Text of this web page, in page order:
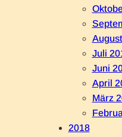
Juli
Juni
April
März
2018